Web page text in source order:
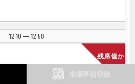
12:10 | 12:50
残席僅か
広く支えるStratusのエッジコン